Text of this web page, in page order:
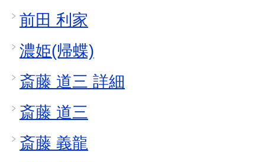
前田 利家
濃姫(帰蝶)
斎藤 道三 詳細
斎藤 道三
斎藤 義龍